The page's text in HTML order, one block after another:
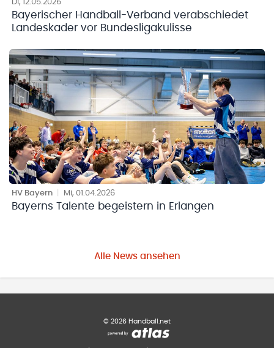
Di, 12.05.2026
Bayerischer Handball-Verband verabschiedet
Landeskader vor Bundesligakulisse
HV Bayern Mi, 01.04.2026
Bayerns Talente begeistern in Erlangen
Alle News ansehen
© 2026 Handball.net